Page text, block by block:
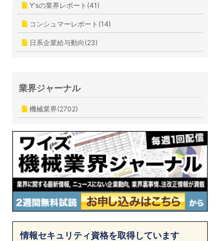
Y'sの業界レポート(41)
コンシュマーレポート(14)
日系企業給与動向(23)
業界ジャーナル
機械業界(2702)
情報セキュリティ資格を取得しています